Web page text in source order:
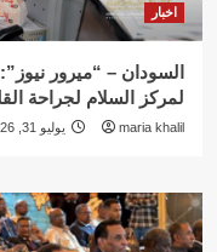
اخبار
السودان – “ميرور
لمركز السلام لجراحة
maria khalil يوليو 31, 2026